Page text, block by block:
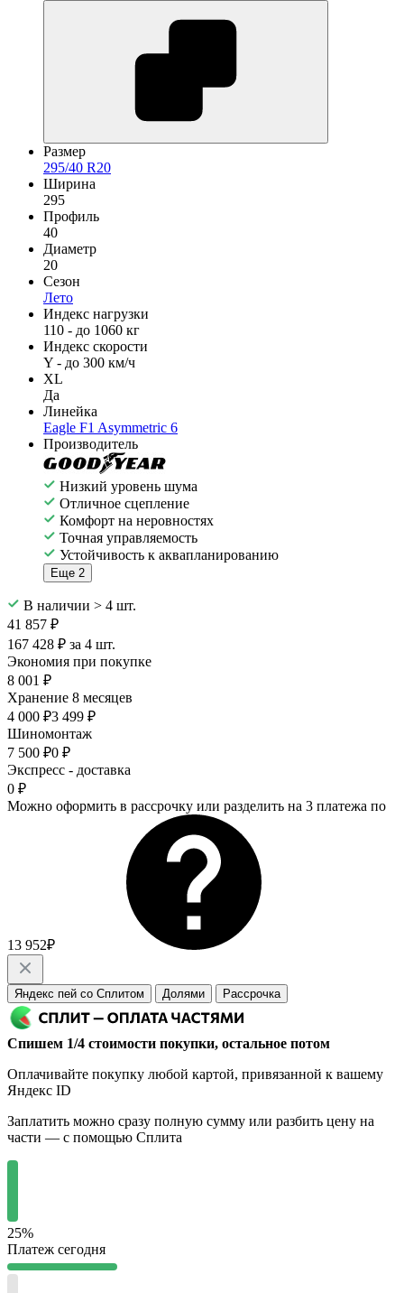
Размер
295/40 R20
Ширина
295
Профиль
40
Диаметр
20
Сезон
Лето
Индекс нагрузки
110 - до 1060 кг
Индекс скорости
Y - до 300 км/ч
XL
Да
Линейка
Eagle F1 Asymmetric 6
Производитель
Низкий уровень шума
Отличное сцепление
Комфорт на неровностях
Точная управляемость
Устойчивость к аквапланированию
Еще 2
В наличии > 4 шт.
41 857 ₽
167 428 ₽ за 4 шт.
Экономия при покупке
8 001 ₽
Хранение 8 месяцев
4 000 ₽3 499 ₽
Шиномонтаж
7 500 ₽0 ₽
Экспресс - доставка
0 ₽
Можно оформить в рассрочку или разделить на 3 платежа по
13 952₽
Яндекс пей со Сплитом Долями Рассрочка
Спишем 1/4 стоимости покупки, остальное потом
Оплачивайте покупку любой картой, привязанной к вашему
Яндекс ID
Заплатить можно сразу полную сумму или разбить цену на
части — с помощью Сплита
25%
Платеж сегодня